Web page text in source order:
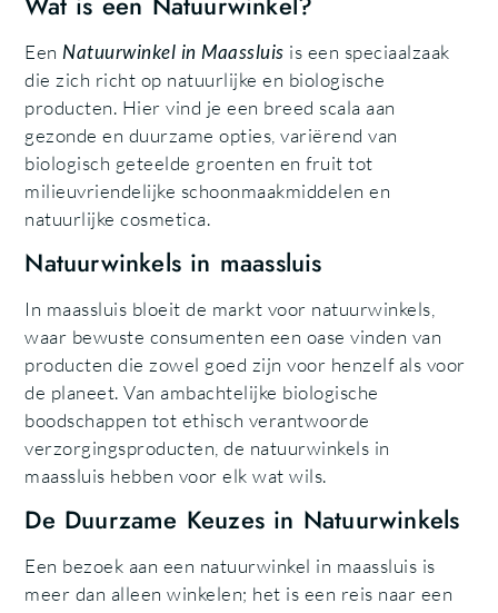
Een Natuurwinkel in Maassluis is een speciaalzaak
die zich richt op natuurlijke en biologische
producten. Hier vind je een breed scala aan
gezonde en duurzame opties, variërend van
biologisch geteelde groenten en fruit tot
milieuvriendelijke schoonmaakmiddelen en
natuurlijke cosmetica.
Natuurwinkels in maassluis
In maassluis bloeit de markt voor natuurwinkels,
waar bewuste consumenten een oase vinden van
producten die zowel goed zijn voor henzelf als voor
de planeet. Van ambachtelijke biologische
boodschappen tot ethisch verantwoorde
verzorgingsproducten, de natuurwinkels in
maassluis hebben voor elk wat wils.
De Duurzame Keuzes in Natuurwinkels
Een bezoek aan een natuurwinkel in maassluis is
meer dan alleen winkelen; het is een reis naar een